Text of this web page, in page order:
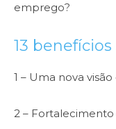
emprego?
13
1 – Uma nova
2 – Fortalecimento